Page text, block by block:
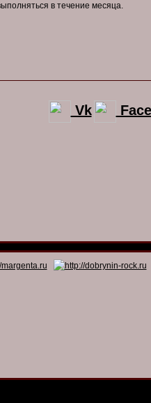
в течение месяца.
Vk